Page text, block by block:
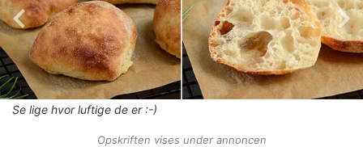
Se lige hvor luftige de er :-)
Opskriften vises under annoncen